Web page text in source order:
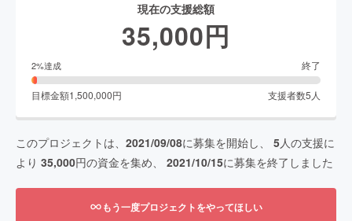
現在の支援総額
35,000円
2%達成 終了
目標金額1,500,000円 支援者数5 人
このプロジェクトは、 2021/09/08に募集を開始し、 5人の支援に
より 35,000円の資金を集め、 2021/10/15に募集を終了しました
もう一度プロジェクトをやってほしい